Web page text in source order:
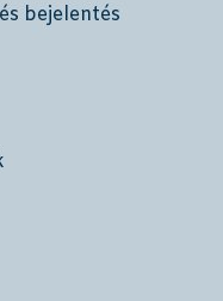
bejelentés